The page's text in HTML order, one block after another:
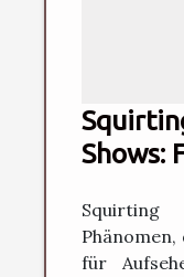
Shows:
Squirting
für